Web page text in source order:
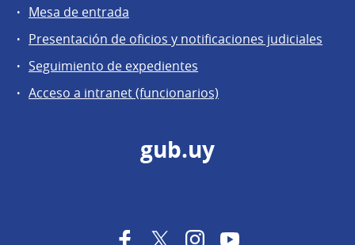
Mesa de entrada
Presentación de oficios y notificaciones judiciales
Seguimiento de expedientes
Acceso a intranet (funcionarios)
gub.uy
FacebookTwitterInstagramYouTube